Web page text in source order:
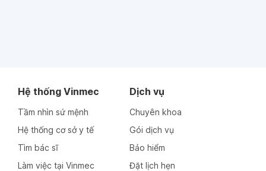
Hệ thống Vinmec
Tầm nhìn sứ mệnh
Hệ thống cơ sở y tế
Tìm bác sĩ
Làm việc tại Vinmec
Dịch vụ
Chuyên khoa
Gói dịch vụ
Bảo hiểm
Đặt lịch hẹn